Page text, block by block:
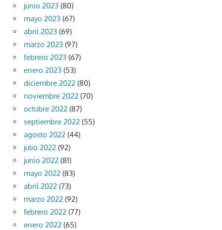
junio 2023 (80)
mayo 2023 (67)
abril 2023 (69)
marzo 2023 (97)
febrero 2023 (67)
enero 2023 (53)
diciembre 2022 (80)
noviembre 2022 (70)
octubre 2022 (87)
septiembre 2022 (55)
agosto 2022 (44)
julio 2022 (92)
junio 2022 (81)
mayo 2022 (83)
abril 2022 (73)
marzo 2022 (92)
febrero 2022 (77)
enero 2022 (65)